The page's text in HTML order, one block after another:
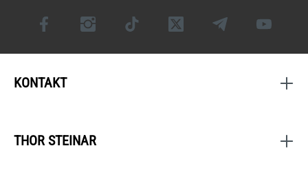
KONTAKT
THOR STEINAR